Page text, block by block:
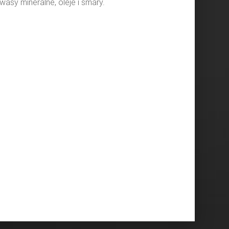
mineralne, oleje i smary.